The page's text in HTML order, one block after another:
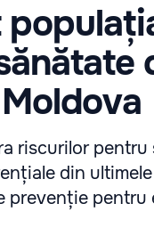
riscurilor
din
prevenție pentru